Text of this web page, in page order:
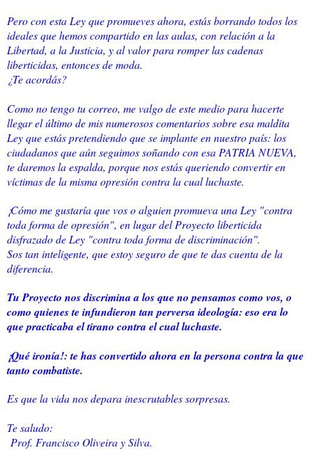
Pero con esta Ley que promueves ahora, estás borrando todos los
ideales que hemos compartido en las aulas, con relación a la
Libertad, a la Justicia, y al valor para romper las cadenas
liberticidas, entonces de moda.
¿Te acordás?
Como no tengo tu correo, me valgo de este medio para hacerte
llegar el último de mis numerosos comentarios sobre esa maldita
Ley que estás pretendiendo que se implante en nuestro país: los
ciudadanos que aún seguimos soñando con esa PATRIA NUEVA,
te daremos la espalda, porque nos estás queriendo convertir en
víctimas de la misma opresión contra la cual luchaste.
¡Cómo me gustaría que vos o alguien promueva una Ley "contra
toda forma de opresión", en lugar del Proyecto liberticida
disfrazado de Ley "contra toda forma de discriminación".
Sos tan inteligente, que estoy seguro de que te das cuenta de la
diferencia.
Tu Proyecto nos discrimina a los que no pensamos como vos, o
como quienes te infundieron tan perversa ideología: eso era lo
que practicaba el tirano contra el cual luchaste.
¡Qué ironía!: te has convertido ahora en la persona contra la que
tanto combatiste.
Es que la vida nos depara inescrutables sorpresas.
Te saludo:
Prof. Francisco Oliveira y Silva.